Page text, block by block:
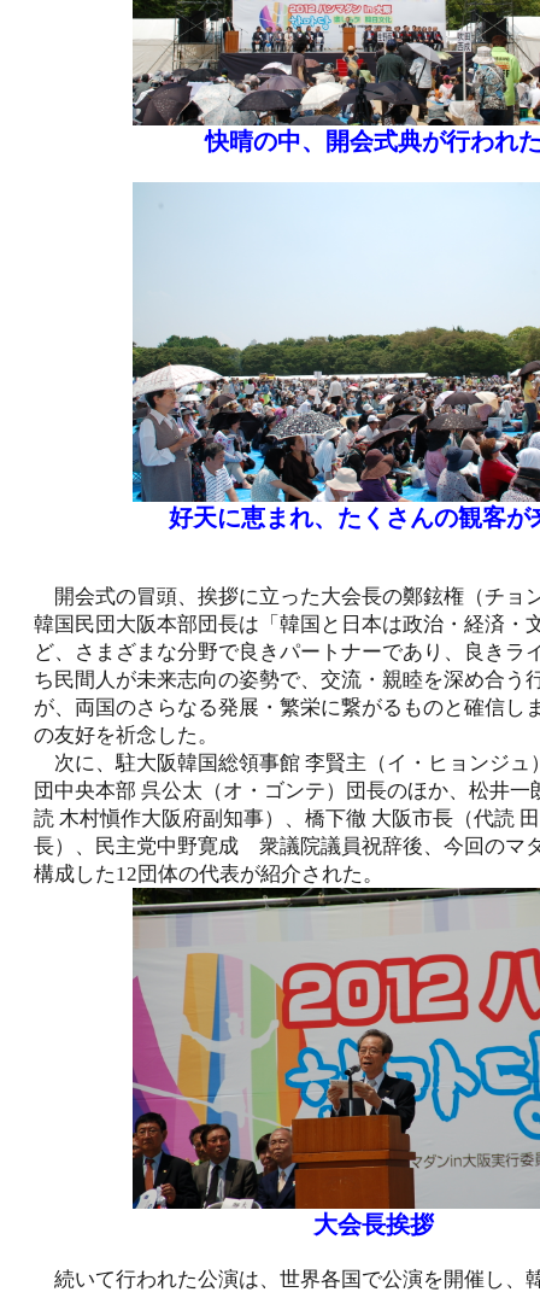
快晴の中、開会式典が行われ
好天に恵まれ、たくさんの観客が
開会式の冒頭、挨拶に立った大会長の鄭鉉権（チョ
韓国民団大阪本部団長は「韓国と日本は政治・経済・
ど、さまざまな分野で良きパートナーであり、良きラ
ち民間人が未来志向の姿勢で、交流・親睦を深め合う
が、両国のさらなる発展・繁栄に繋がるものと確信し
の友好を祈念した。
次に、駐大阪韓国総領事館 李賢主（イ・ヒョンジュ
団中央本部 呉公太（オ・ゴンテ）団長のほか、松井一
読 木村愼作大阪府副知事）、橋下徹 大阪市長（代読
長）、民主党中野寛成 衆議院議員祝辞後、今回のマ
構成した12団体の代表が紹介された。
大会長挨拶
続いて行われた公演は、世界各国で公演を開催し、